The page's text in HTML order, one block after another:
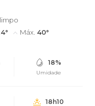
Máx. 40°
18%
Umidade
18h10